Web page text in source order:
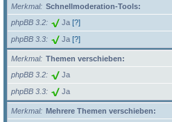
Merkmal
Schnellmoderation-Tools:
phpBB 3.2
Ja [?]
phpBB 3.3 Ja [?]
Merkmal
Themen verschieben:
phpBB 3.2
Ja
phpBB 3.3 Ja
Merkmal
Mehrere Themen verschieben: